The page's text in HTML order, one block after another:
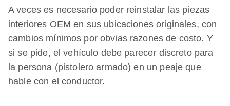
A veces es necesario poder reinstalar las piezas
interiores OEM en sus ubicaciones originales, con
cambios mínimos por obvias razones de costo. Y
si se pide, el vehículo debe parecer discreto para
la persona (pistolero armado) en un peaje que
hable con el conductor.